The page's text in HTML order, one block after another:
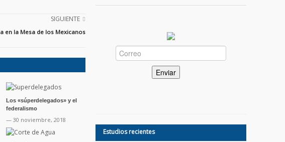
SIGUIENTE
en la Mesa de los Mexicanos
Los «súperdelegados» y el
federalismo
— 30 noviembre, 2018
Estudios recientes